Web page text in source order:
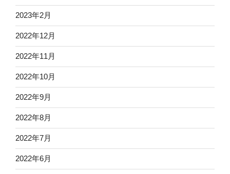
2023年2月
2022年12月
2022年11月
2022年10月
2022年9月
2022年8月
2022年7月
2022年6月